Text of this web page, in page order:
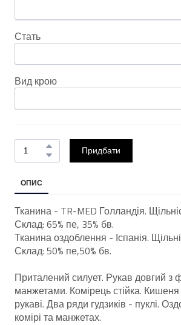
Стать
Вид крою
Придбати
ОПИС
Тканина - TR-MED Голландія.
Склад: 65% пе, 35% бв.
Тканина оздоблення - Іспанія.
Склад: 50% пе,50% бв.
Приталений силует. Рукав довгий з
манжетами. Комірець стійка.
рукаві. Два ряди гудзиків - пуклі.
комірі та манжетах.